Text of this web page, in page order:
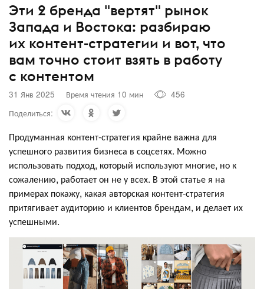
Эти 2 бренда "вертят" рынок
Запада и Востока: разбираю
их контент-стратегии и вот, что
вам точно стоит взять в работу
с контентом
31 Янв 2025 Время чтения 10 мин
456
Поделиться:
Продуманная контент-стратегия крайне важна для
успешного развития бизнеса в соцсетях. Можно
использовать подход, который используют многие, но к
сожалению, работает он не у всех. В этой статье я на
примерах покажу, какая авторская контент-стратегия
притягивает аудиторию и клиентов брендам, и делает их
успешными.